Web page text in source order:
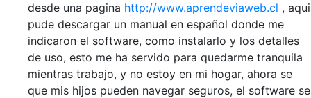
desde una pagina http://www.aprendeviaweb.cl , aqui
pude descargar un manual en español donde me
indicaron el software, como instalarlo y los detalles
de uso, esto me ha servido para quedarme tranquila
mientras trabajo, y no estoy en mi hogar, ahora se
que mis hijos pueden navegar seguros, el software se